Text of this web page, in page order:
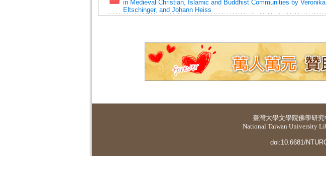
in Medieval Christian, Islamic and Buddhist Communities by
Eltschinger, and Johann Heiss
臺灣大學文學院佛學研究
National Taiwan University
doi:10.6681/